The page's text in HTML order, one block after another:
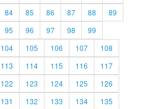
84 85 86 87 88
89
95 96 97 98
99
104 105 106 107
108
113 114 115 116
117
122 123 124 125
126
131 132 133 134
135